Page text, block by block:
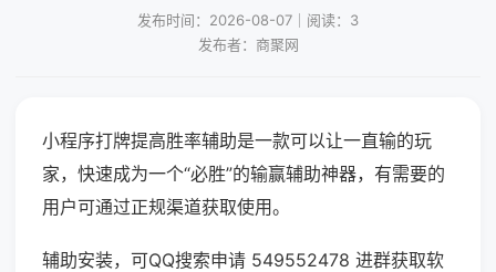
发布时间：2026-08-07｜阅读：3
发布者：商聚网
小程序打牌提高胜率辅助是一款可以让一直输的玩
家，快速成为一个“必胜”的输赢辅助神器，有需要的
用户可通过正规渠道获取使用。
辅助安装，可QQ搜索申请 549552478 进群获取软